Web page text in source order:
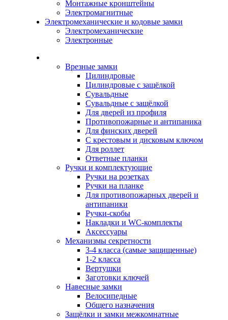
Монтажные кронштейны
Электромагнитные
Электромеханические и кодовые замки
Электромеханические
Электронные
Врезные замки
Цилиндровые
Цилиндровые с защёлкой
Сувальдные
Сувальдные с защёлкой
Для дверей из профиля
Противопожарные и антипаника
Для финских дверей
С крестовым и дисковым ключом
Для роллет
Ответные планки
Ручки и комплектующие
Ручки на розетках
Ручки на планке
Для противопожарных дверей и
антипаники
Ручки-скобы
Накладки и WC-комплекты
Аксессуары
Механизмы секретности
3-4 класса (самые защищенные)
1-2 класса
Вертушки
Заготовки ключей
Навесные замки
Велосипедные
Общего назначения
Защёлки и замки межкомнатные